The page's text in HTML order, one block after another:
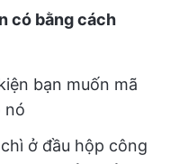
có bằng cách
bạn muốn mã
nó
ở đầu hộp công